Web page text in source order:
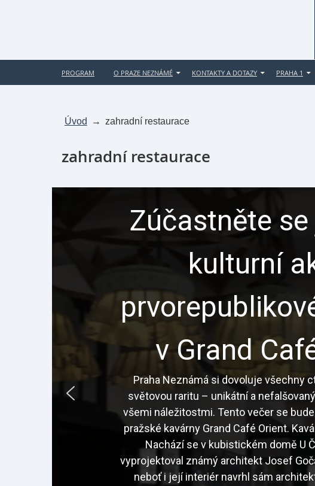
PROGRAM O PRAZE NEZNÁMÉ KONTAKTY A DOTAZY PRAHA 1
Úvod → zahradní restaurace
zahradní restaurace
Zúčastněte
kulturní
v Grand
Praha Neznámá si dovoluje všechny
světovou raritu – unikátní a
všemi náležitostmi. Tento večer se
pražské kavárny Grand Café Orient.
Nachází se v kubistickém domě U
vyprojektoval známý architekt Josef
neboť i její interiér navrhl sám